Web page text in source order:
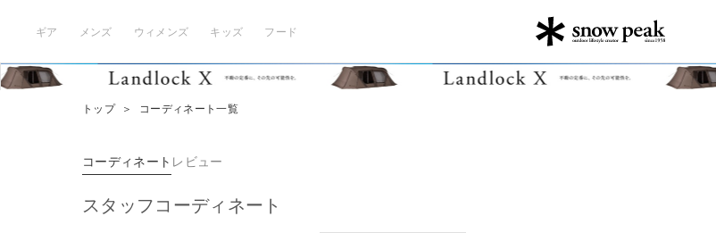
ギア メンズ ウィメンズ キッズ フード
トップ ＞ コーディネート一覧
コーディネート レビュー
スタッフコーディネート